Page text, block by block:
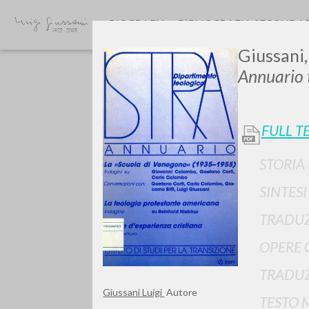
Giussani Luigi Autore
FULL
OPERE
TESTO
BIOGRAFIA BIBLIOGRAFIA
TIPOLOGIA OPERA